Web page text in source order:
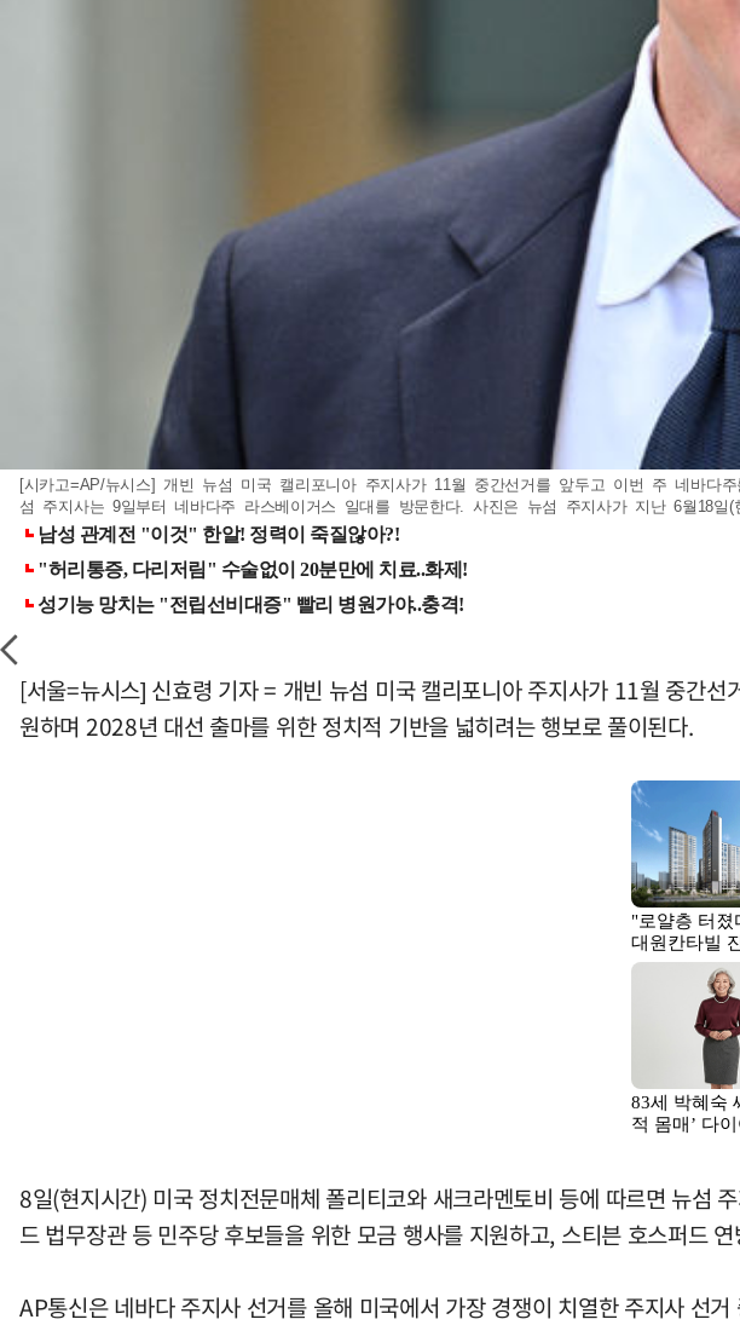
[시카고=AP/뉴시스] 개빈 뉴섬 미국 캘리포니아 주지사가 11월 중간선거를 앞두고 이번 주 네바
섬 주지사는 9일부터 네바다주 라스베이거스 일대를 방문한다. 사진은 뉴섬 주지사가 지난 6월18
[서울=뉴시스] 신효령 기자 = 개빈 뉴섬 미국 캘리포니아 주지사가 11월 중간
원하며 2028년 대선 출마를 위한 정치적 기반을 넓히려는 행보로 풀이된다.
8일(현지시간) 미국 정치전문매체 폴리티코와 새크라멘토비 등에 따르면 뉴섬
드 법무장관 등 민주당 후보들을 위한 모금 행사를 지원하고, 스티븐 호스퍼드
AP통신은 네바다 주지사 선거를 올해 미국에서 가장 경쟁이 치열한 주지사 선